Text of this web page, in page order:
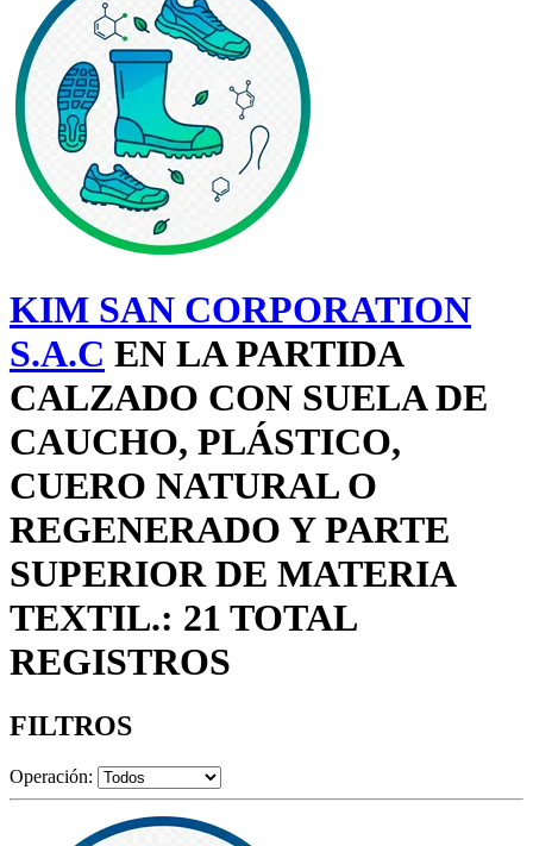
KIM SAN CORPORATION
S.A.C EN LA PARTIDA
CALZADO CON SUELA DE
CAUCHO, PLÁSTICO,
CUERO NATURAL O
REGENERADO Y PARTE
SUPERIOR DE MATERIA
TEXTIL.: 21 TOTAL
REGISTROS
FILTROS
Operación: